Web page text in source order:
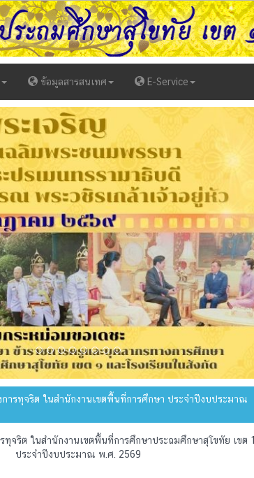
ข้อมูลสารสนเทศ E-Service
การทุจริต ในสำนักงานเขตพื้นที่การศึกษา ประจำปีงบประมาณ
ทุจริต ในสำนักงานเขตพื้นที่การศึกษาประถมศึกษาสุโขทัย เขต 1
ประจำปีงบประมาณ พ.ศ. 2569